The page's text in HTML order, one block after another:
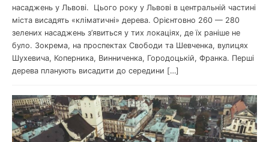
насаджень у Львові. Цього року у Львові в центральній частині
міста висадять «кліматичні» дерева. Орієнтовно 260 — 280
зелених насаджень з’явиться у тих локаціях, де їх раніше не
було. Зокрема, на проспектах Свободи та Шевченка, вулицях
Шухевича, Коперника, Винниченка, Городоцькій, Франка. Перші
дерева планують висадити до середини […]